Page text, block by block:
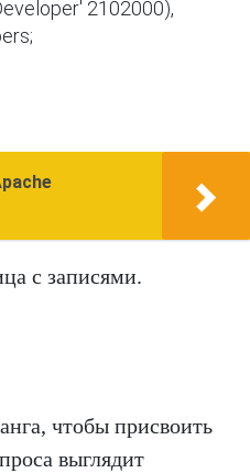
2102000),
с записями.
чтобы присвоить
выглядит